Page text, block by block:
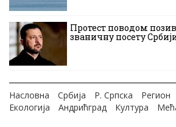
Протест поводом
званичну посету
Насловна Србија Р. Српска Регион
Екологија
Андрићград Култура